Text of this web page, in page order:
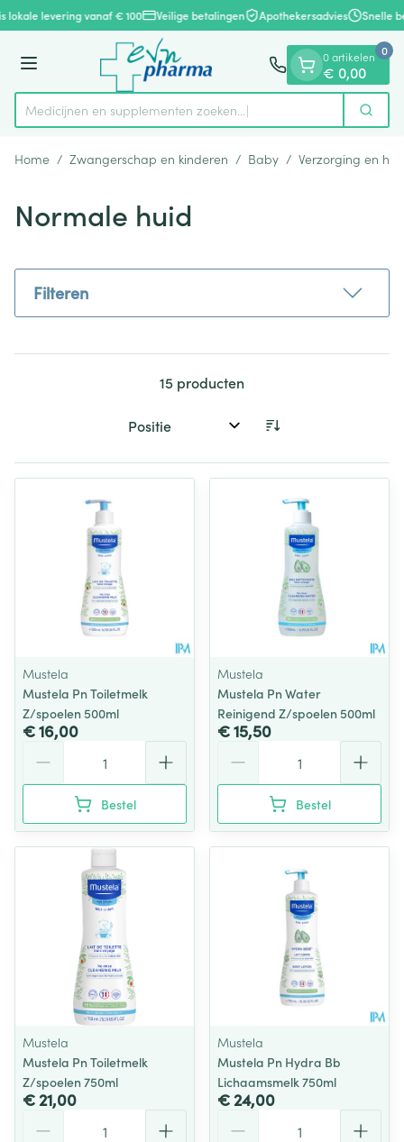
Ga naar de inhoud
1 van 1
lokale levering vanaf € 100 Veilige betalingen Apothekersadvies Snelle
Menu
Product, merk, categorie...
Medicijnen en supplementen zoeken Zoek
0 artikelen
€ 0,00
0
Home / Zwangerschap en kinderen / Baby / Verzorging en
Normale huid
Filteren
15 producten
Sorteer op:
Mustela
Mustela Pn Toiletmelk
Z/spoelen 500ml
€ 16,00
Bestel
Mustela
Mustela Pn Water
Reinigend Z/spoelen 500ml
€ 15,50
Bestel
Mustela
Mustela Pn Toiletmelk
Z/spoelen 750ml
€ 21,00
Mustela
Mustela Pn Hydra Bb
Lichaamsmelk 750ml
€ 24,00